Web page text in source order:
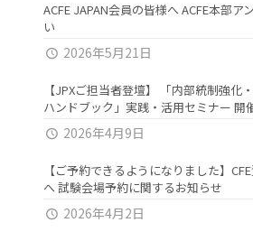
ACFE JAPAN会員の皆様へ ACFE本部
い
2026年5月21日
【JPXご担当者登壇】 「内部統制強化
ハンドブック」実践・活用セミナー 開
2026年4月9日
【ご予約できるようになりました】
へ 試験会場予約に関するお知らせ
2026年4月2日